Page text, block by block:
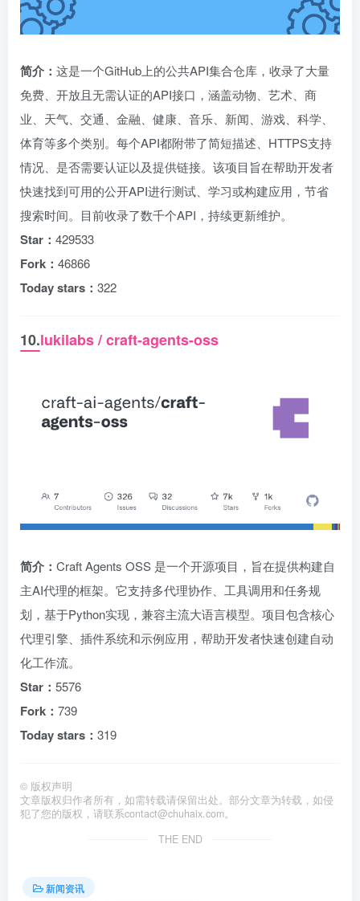
简介： 这是一个GitHub上的公共API集合仓库，收录了大量
免费、开放且无需认证的API接口，涵盖动物、艺术、商
业、天气、交通、金融、健康、音乐、新闻、游戏、科学、
体育等多个类别。每个API都附带了简短描述、HTTPS支持
情况、是否需要认证以及提供链接。该项目旨在帮助开发者
快速找到可用的公开API进行测试、学习或构建应用，节省
搜索时间。目前收录了数千个API，持续更新维护。
Star： 429533
Fork： 46866
Today stars： 322
10.lukilabs / craft-agents-oss
简介： Craft Agents OSS 是一个开源项目，旨在提供构建自
主AI代理的框架。它支持多代理协作、工具调用和任务规
划，基于Python实现，兼容主流大语言模型。项目包含核心
代理引擎、插件系统和示例应用，帮助开发者快速创建自动
化工作流。
Star： 5576
Fork： 739
Today stars： 319
© 版权声明
文章版权归作者所有，如需转载请保留出处。部分文章为转载，如侵
犯了您的版权，请联系contact@chuhaix.com。
THE END
新闻资讯